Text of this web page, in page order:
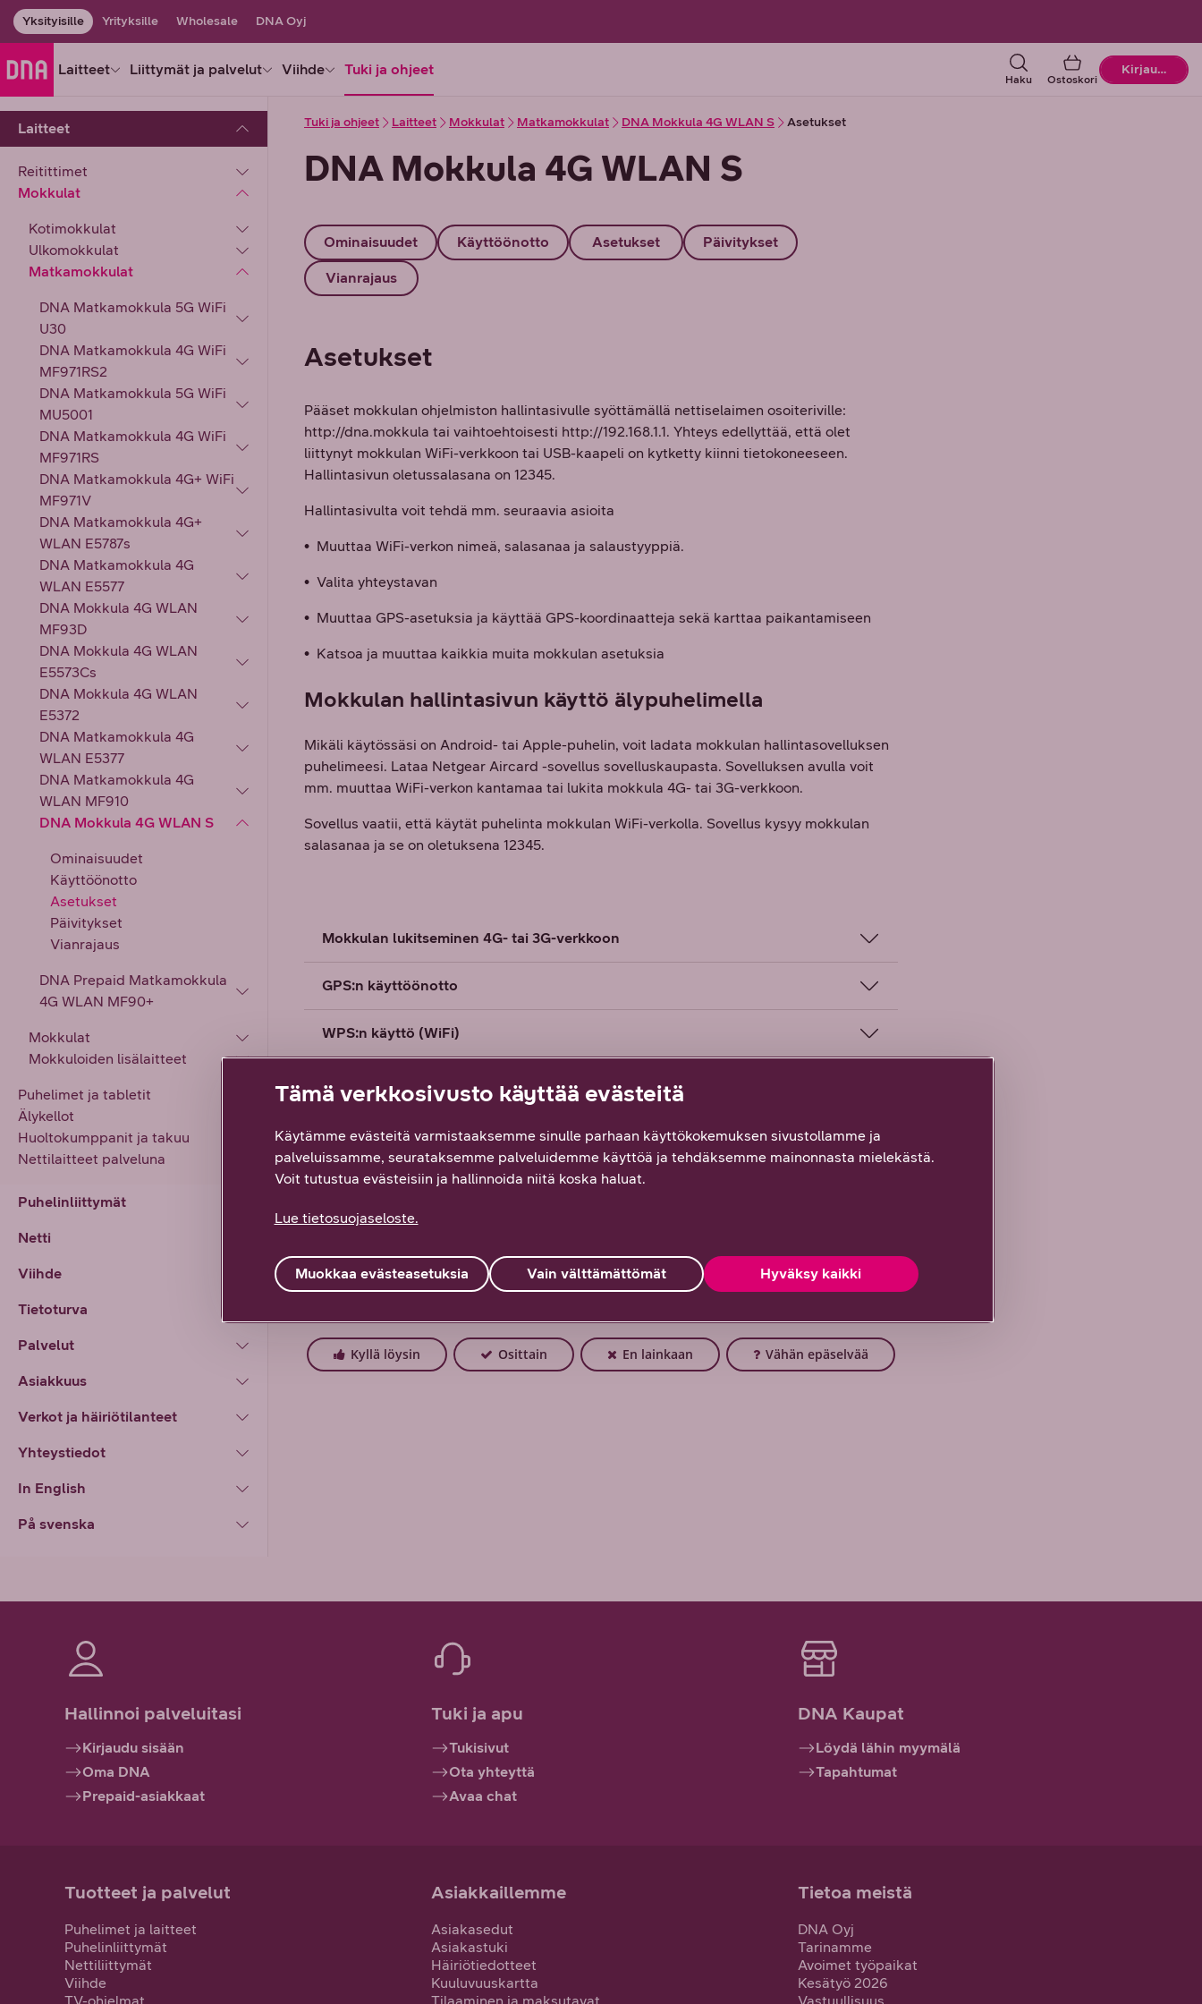
Yksityisille Yrityksille Wholesale DNA Oyj
Laitteet Liittymät ja palvelut Viihde Tuki ja ohjeet
Haku Ostoskori
Ostoskori
Kirjaudu
Laitteet
Reitittimet
Mokkulat
Kotimokkulat
Ulkomokkulat
Matkamokkulat
DNA Matkamokkula 5G WiFi
U30
DNA Matkamokkula 4G WiFi
MF971RS2
DNA Matkamokkula 5G WiFi
MU5001
DNA Matkamokkula 4G WiFi
MF971RS
DNA Matkamokkula 4G+ WiFi
MF971V
DNA Matkamokkula 4G+
WLAN E5787s
DNA Matkamokkula 4G
WLAN E5577
DNA Mokkula 4G WLAN
MF93D
DNA Mokkula 4G WLAN
E5573Cs
DNA Mokkula 4G WLAN
E5372
DNA Matkamokkula 4G
WLAN E5377
DNA Matkamokkula 4G
WLAN MF910
DNA Mokkula 4G WLAN S
Ominaisuudet
Käyttöönotto
Asetukset
Päivitykset
Vianrajaus
DNA Prepaid Matkamokkula
4G WLAN MF90+
Mokkulat
Mokkuloiden lisälaitteet
Puhelimet ja tabletit
Älykellot
Huoltokumppanit ja takuu
Nettilaitteet palveluna
Puhelinliittymät
Netti
Viihde
Tietoturva
Palvelut
Asiakkuus
Verkot ja häiriötilanteet
Yhteystiedot
In English
På svenska
Tuki ja ohjeet Laitteet Mokkulat Matkamokkulat DNA Mokkula 4G WLAN S Asetukset
DNA Mokkula 4G WLAN S
Ominaisuudet Käyttöönotto Asetukset Päivitykset
Vianrajaus
Asetukset
Pääset mokkulan ohjelmiston hallintasivulle syöttämällä nettiselaimen osoiteriville:
http://dna.mokkula tai vaihtoehtoisesti http://192.168.1.1. Yhteys edellyttää, että olet
liittynyt mokkulan WiFi-verkkoon tai USB-kaapeli on kytketty kiinni tietokoneeseen.
Hallintasivun oletussalasana on 12345.
Hallintasivulta voit tehdä mm. seuraavia asioita
• Muuttaa WiFi-verkon nimeä, salasanaa ja salaustyyppiä.
• Valita yhteystavan
• Muuttaa GPS-asetuksia ja käyttää GPS-koordinaatteja sekä karttaa paikantamiseen
• Katsoa ja muuttaa kaikkia muita mokkulan asetuksia
Mokkulan hallintasivun käyttö älypuhelimella
Mikäli käytössäsi on Android- tai Apple-puhelin, voit ladata mokkulan hallintasovelluksen
puhelimeesi. Lataa Netgear Aircard -sovellus sovelluskaupasta. Sovelluksen avulla voit
mm. muuttaa WiFi-verkon kantamaa tai lukita mokkula 4G- tai 3G-verkkoon.
Sovellus vaatii, että käytät puhelinta mokkulan WiFi-verkolla. Sovellus kysyy mokkulan
salasanaa ja se on oletuksena 12345.
Mokkulan lukitseminen 4G- tai 3G-verkkoon
GPS:n käyttöönotto
WPS:n käyttö (WiFi)
Nollaus tehdasasetuksille
PIN-koodin syöttäminen
Löysitkö etsimäsi tiedon tältä sivulta? Palautteesi on tärkeää!
Kyllä löysin Osittain En lainkaan Vähän epäselvää
Hallinnoi palveluitasi
Kirjaudu sisään
Oma DNA
Prepaid-asiakkaat
Tuki ja apu
Tukisivut
Ota yhteyttä
Avaa chat
DNA Kaupat
Löydä lähin myymälä
Tapahtumat
Tuotteet ja palvelut
Puhelimet ja laitteet
Puhelinliittymät
Nettiliittymät
Viihde
Asiakkaillemme
Asiakasedut
Asiakastuki
Häiriötiedotteet
Kuuluvuuskartta
Tietoa meistä
DNA Oyj
Tarinamme
Avoimet työpaikat
Kesätyö 2026
Tämä verkkosivusto käyttää evästeitä
Käytämme evästeitä varmistaaksemme sinulle parhaan käyttökokemuksen sivustollamme ja
palveluissamme, seurataksemme palveluidemme käyttöä ja tehdäksemme mainonnasta mielekästä.
Voit tutustua evästeisiin ja hallinnoida niitä koska haluat.
Lue tietosuojaseloste.
Vain välttämättömät Hyväksy kaikki
Muokkaa evästeasetuksia